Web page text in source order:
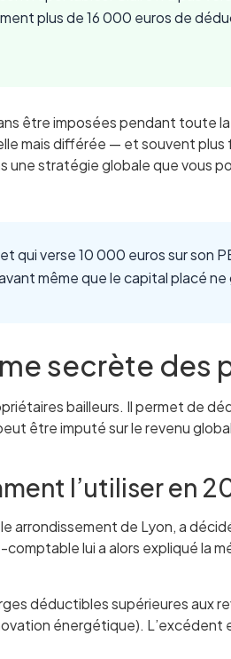
plus de 16 000 euros de
être imposées pendant toute
mais différée — et souvent
une stratégie globale que vous
qui verse 10 000 euros sur son
même que le capital placé
secrète des
bailleurs. Il permet de
être imputé sur le revenu
l’utiliser en
arrondissement de Lyon, a
lui a alors expliqué la
déductibles supérieures aux
énergétique).